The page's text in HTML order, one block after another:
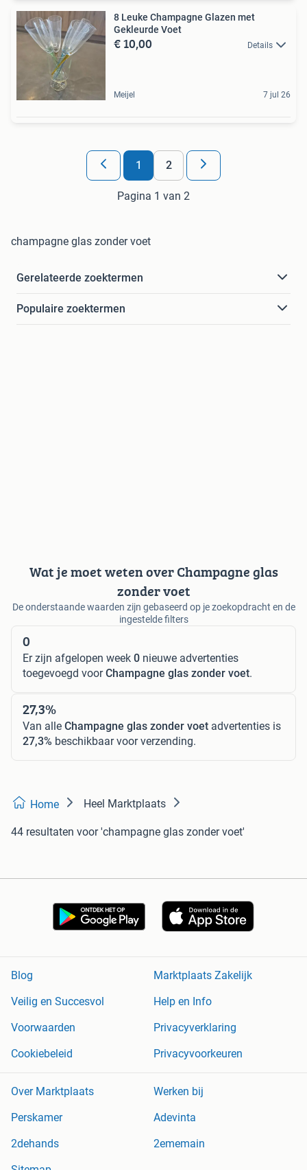
8 Leuke Champagne Glazen met
Gekleurde Voet
€ 10,00 Details
Meijel 7 jul 26
1 2
Pagina 1 van 2
champagne glas zonder voet
Gerelateerde zoektermen
Populaire zoektermen
Wat je moet weten over Champagne glas
zonder voet
De onderstaande waarden zijn gebaseerd op je zoekopdracht en de
ingestelde filters
0
Er zijn afgelopen week 0 nieuwe advertenties
toegevoegd voorChampagne glas zonder voet.
27,3%
Van alle Champagne glas zonder voet advertenties is
27,3% beschikbaar voor verzending.
Home Heel Marktplaats
44 resultaten voor 'champagne glas zonder voet'
Blog
Marktplaats Zakelijk
Veilig en Succesvol
Help en Info
Voorwaarden
Privacyverklaring
Cookiebeleid
Privacyvoorkeuren
Over Marktplaats
Werken bij
Perskamer
Adevinta
2dehands
2ememain